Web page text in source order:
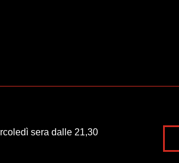
sera dalle 21,30